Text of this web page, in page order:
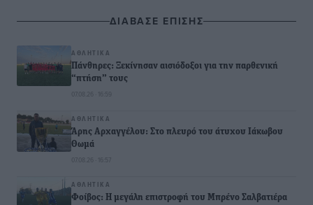
ΔΙΑΒΑΣΕ ΕΠΙΣΗΣ
ΑΘΛΗΤΙΚΆ
Πάνθηρες: Ξεκίνησαν αισιόδοξοι για την παρθενική
“πτήση” τους
07.08.26 · 16:59
ΑΘΛΗΤΙΚΆ
Άρης Αρχαγγέλου: Στο πλευρό του άτυχου Ιάκωβου
Θωμά
07.08.26 · 16:57
ΑΘΛΗΤΙΚΆ
Φοίβος: Η μεγάλη επιστροφή του Μπρένο Σαλβατιέρα